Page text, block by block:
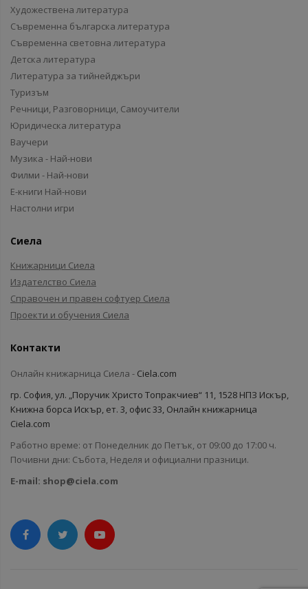
Художествена литература
Съвременна българска литература
Съвременна световна литература
Детска литература
Литература за тийнейджъри
Туризъм
Речници, Разговорници, Самоучители
Юридическа литература
Ваучери
Музика - Най-нови
Филми - Най-нови
Е-книги Най-нови
Настолни игри
Сиела
Книжарници Сиела
Издателство Сиела
Справочен и правен софтуер Сиела
Проекти и обучения Сиела
Контакти
Онлайн книжарница Сиела - Ciela.com
гр. София, ул. „Поручик Христо Топракчиев“ 11, 1528 НПЗ Искър,
Книжна борса Искър, ет. 3, офис 33, Онлайн книжарница
Ciela.com
Работно време: от Понеделник до Петък, от 09:00 до 17:00 ч.
Почивни дни: Събота, Неделя и официални празници.
E-mail: shop@ciela.com